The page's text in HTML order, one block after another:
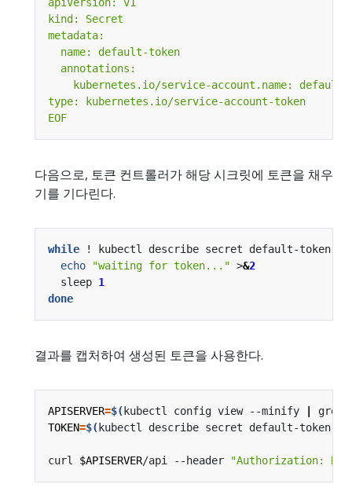
EOF
다음으로, 토큰 컨트롤러가 해당 시크릿에 토큰을 채우
기를 기다린다.
while ! kubectl describe secret default-token
echo
"waiting for token..." >&2
  sleep
1
done
결과를 캡처하여 생성된 토큰을 사용한다.
APISERVER=$( kubectl config view --minify
grep
TOKEN=$( kubectl describe secret default-token
curl $APISERVER/api --header "Authorization: